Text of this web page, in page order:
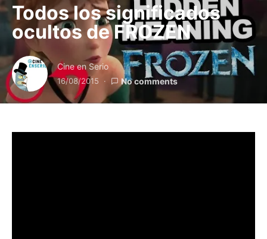
Todos los significados
ocultos de FROZEN
Cine en Serio
16/08/2015 No comments